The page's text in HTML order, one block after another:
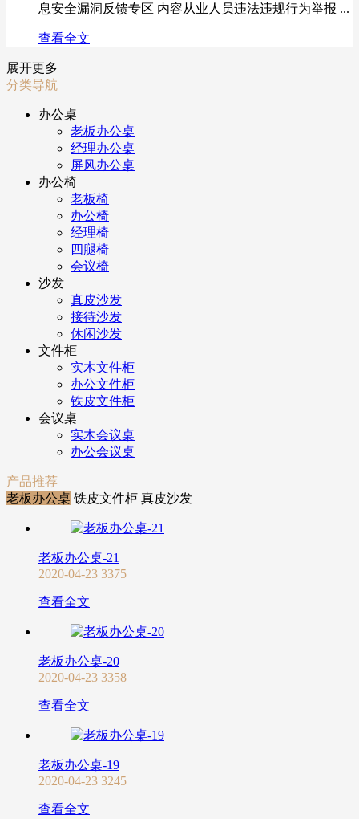
息安全漏洞反馈专区 内容从业人员违法违规行为举报 ...
查看全文
展开更多
分类导航
办公桌
老板办公桌
经理办公桌
屏风办公桌
办公椅
老板椅
办公椅
经理椅
四腿椅
会议椅
沙发
真皮沙发
接待沙发
休闲沙发
文件柜
实木文件柜
办公文件柜
铁皮文件柜
会议桌
实木会议桌
办公会议桌
产品推荐
老板办公桌 铁皮文件柜 真皮沙发
老板办公桌-21
2020-04-23 3375
查看全文
老板办公桌-20
2020-04-23 3358
查看全文
老板办公桌-19
2020-04-23 3245
查看全文